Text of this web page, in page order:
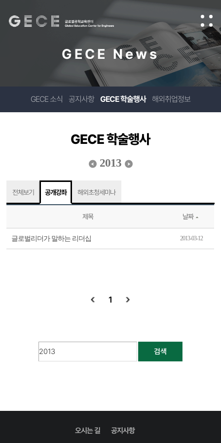
GECE News
GECE 소식 공지사항 GECE 학술행사 해외취업정보
GECE 학술행사
2013
전체보기 공개강좌 해외초청세미나
제목 날짜
글로벌리더가 말하는 리더십 2013-03-12
1
검색
오시는 길 공지사항